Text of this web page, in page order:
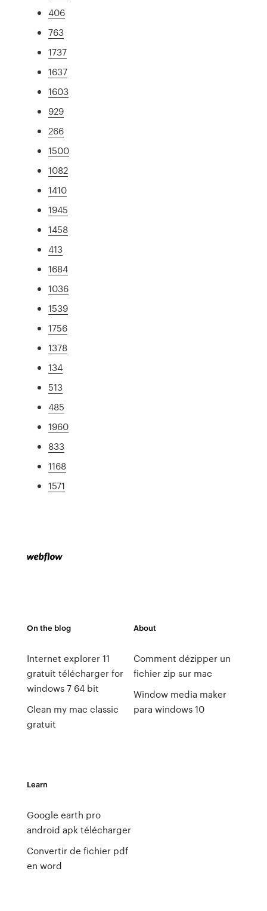
406
763
1737
1637
1603
929
266
1500
1082
1410
1945
1458
413
1684
1036
1539
1756
1378
134
513
485
1960
833
1168
1571
On the blog
Internet explorer 11
gratuit télécharger for
windows 7 64 bit
Clean my mac classic
gratuit
About
Comment dézipper un
fichier zip sur mac
Window media maker
para windows 10
Learn
Google earth pro
android apk télécharger
Convertir de fichier pdf
en word